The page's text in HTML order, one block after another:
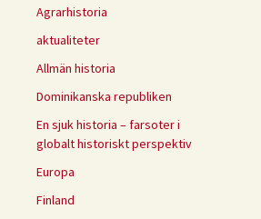
Agrarhistoria
aktualiteter
Allmän historia
Dominikanska republiken
En sjuk historia – farsoter i
globalt historiskt perspektiv
Europa
Finland